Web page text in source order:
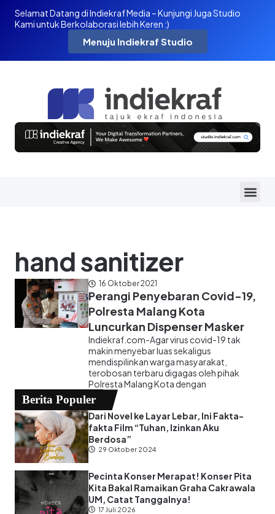
Selamat Datang di Indiekraf Media – Kunjungi Juga Studio
Kami untuk Berkolaborasi lebih Keren :)
Menuju Indiekraf Studio
hand sanitizer
16 Oktober 2021
Perangi Penyebaran Covid-19,
Polresta Malang Kota
Luncurkan Dispenser Masker
Indiekraf.com-Agar virus covid-19 tak
makin menyebar luas sekaligus
mendispilinkan warga masyarakat,
terobosan terbaru digagas oleh pihak
Polresta Malang Kota dengan
Berita Populer
Dari Novel ke Layar Lebar, Ini Fakta-
fakta Film “Tuhan, Izinkan Aku
Berdosa”
29 Oktober 2024
Pecinta Konser Merapat! Konser Pita
Kita Bakal Ramaikan Graha Cakrawala
UM, Catat Tanggalnya!
17 Juli 2026